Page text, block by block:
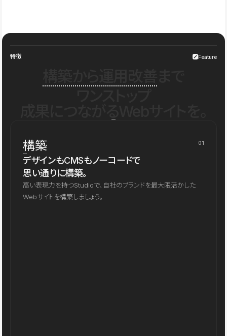
特徴 Feature
構築 01
デザインもCMSもノーコードで
思い通りに構築。
高い表現力を持つStudioで、自社のブランドを最大限活かした
Webサイトを構築しましょう。